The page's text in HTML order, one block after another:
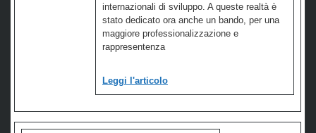
internazionali di sviluppo. A queste realtà è
stato dedicato ora anche un bando, per una
maggiore professionalizzazione e
rappresentenza
Leggi l'articolo